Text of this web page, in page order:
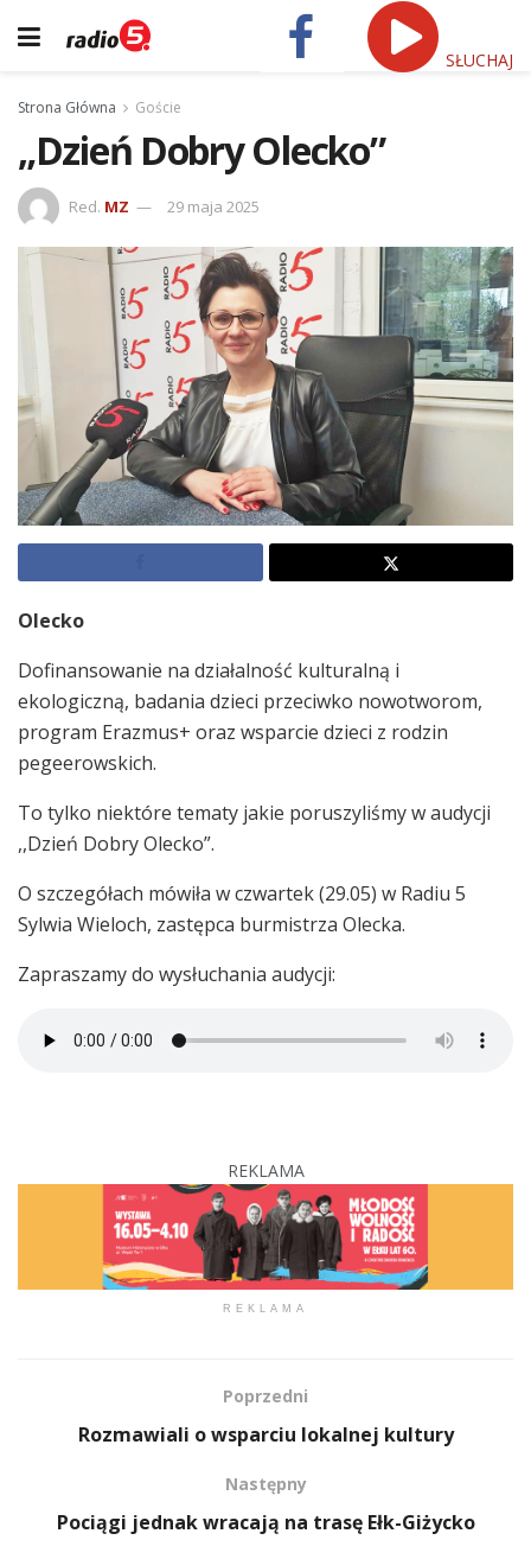
SŁUCHAJ
Strona Główna Goście
„Dzień Dobry Olecko”
Red. MZ 29 maja 2025
Olecko
Dofinansowanie na działalność kulturalną i
ekologiczną, badania dzieci przeciwko nowotworom,
program Erazmus+ oraz wsparcie dzieci z rodzin
pegeerowskich.
To tylko niektóre tematy jakie poruszyliśmy w audycji
,,Dzień Dobry Olecko”.
O szczegółach mówiła w czwartek (29.05) w Radiu 5
Sylwia Wieloch, zastępca burmistrza Olecka.
Zapraszamy do wysłuchania audycji:
REKLAMA
REKLAMA
Poprzedni
Rozmawiali o wsparciu lokalnej kultury
Następny
Pociągi jednak wracają na trasę Ełk-Giżycko